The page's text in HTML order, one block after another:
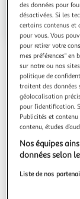
En profiter
En ce
des données pour
désactivées. Si les
certains contenus et
pour vous. Vous
pour retirer votre
mes préférences" en
sur notre ou nos
politique de
traitent des données
géolocalisation
pour l’identification.
Publicités et
contenu, études
Nos équipes
données selon
Liste de nos